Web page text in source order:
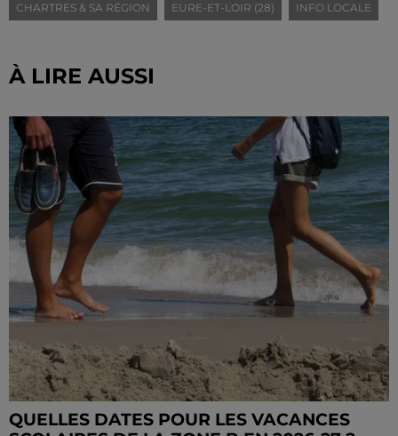
CHARTRES & SA RÉGION EURE-ET-LOIR (28) INFO LOCALE
À LIRE AUSSI
QUELLES DATES POUR LES VACANCES